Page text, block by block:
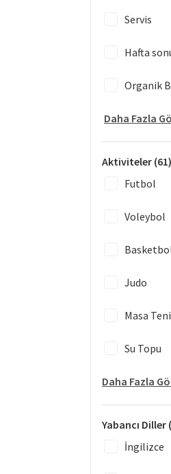
Servis
Hafta
Organik
Daha Fazla
Aktiviteler (61)
Futbol
Voleybol
Judo
Masa
Su Topu
Daha Fazla
Yabancı Diller
İngilizce